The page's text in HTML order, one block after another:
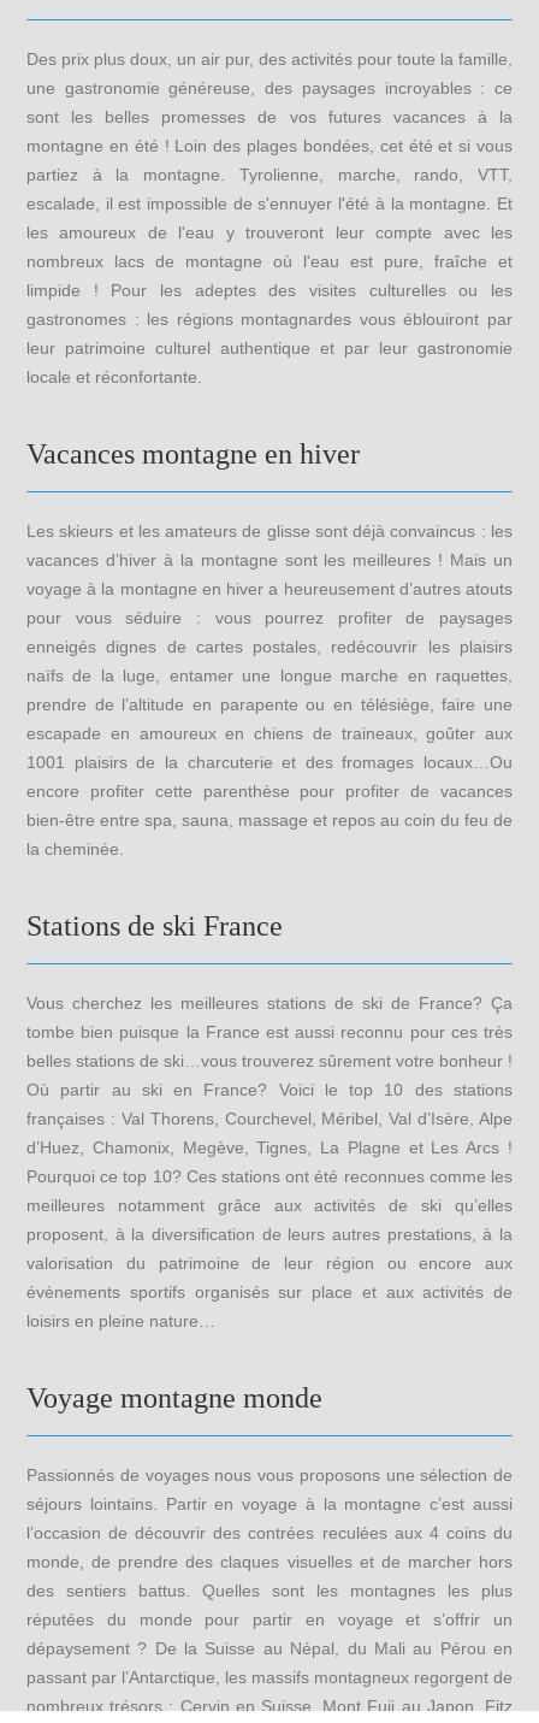
Des prix plus doux, un air pur, des activités pour toute la famille,
une gastronomie généreuse, des paysages incroyables : ce
sont les belles promesses de vos futures vacances à la
montagne en été ! Loin des plages bondées, cet été et si vous
partiez à la montagne. Tyrolienne, marche, rando, VTT,
escalade, il est impossible de s'ennuyer l'été à la montagne. Et
les amoureux de l'eau y trouveront leur compte avec les
nombreux lacs de montagne où l'eau est pure, fraîche et
limpide ! Pour les adeptes des visites culturelles ou les
gastronomes : les régions montagnardes vous éblouiront par
leur patrimoine culturel authentique et par leur gastronomie
locale et réconfortante.
Vacances montagne en hiver
Les skieurs et les amateurs de glisse sont déjà convaincus : les
vacances d’hiver à la montagne sont les meilleures ! Mais un
voyage à la montagne en hiver a heureusement d’autres atouts
pour vous séduire : vous pourrez profiter de paysages
enneigés dignes de cartes postales, redécouvrir les plaisirs
naïfs de la luge, entamer une longue marche en raquettes,
prendre de l’altitude en parapente ou en télésiège, faire une
escapade en amoureux en chiens de traineaux, goûter aux
1001 plaisirs de la charcuterie et des fromages locaux…Ou
encore profiter cette parenthèse pour profiter de vacances
bien-être entre spa, sauna, massage et repos au coin du feu de
la cheminée.
Stations de ski France
Vous cherchez les meilleures stations de ski de France? Ça
tombe bien puisque la France est aussi reconnu pour ces très
belles stations de ski…vous trouverez sûrement votre bonheur !
Où partir au ski en France? Voici le top 10 des stations
françaises : Val Thorens, Courchevel, Méribel, Val d’Isère, Alpe
d’Huez, Chamonix, Megève, Tignes, La Plagne et Les Arcs !
Pourquoi ce top 10? Ces stations ont été reconnues comme les
meilleures notamment grâce aux activités de ski qu’elles
proposent, à la diversification de leurs autres prestations, à la
valorisation du patrimoine de leur région ou encore aux
évènements sportifs organisés sur place et aux activités de
loisirs en pleine nature…
Voyage montagne monde
Passionnés de voyages nous vous proposons une sélection de
séjours lointains. Partir en voyage à la montagne c’est aussi
l’occasion de découvrir des contrées reculées aux 4 coins du
monde, de prendre des claques visuelles et de marcher hors
des sentiers battus. Quelles sont les montagnes les plus
réputées du monde pour partir en voyage et s’offrir un
dépaysement ? De la Suisse au Népal, du Mali au Pérou en
passant par l’Antarctique, les massifs montagneux regorgent de
nombreux trésors : Cervin en Suisse, Mont Fuji au Japon, Fitz